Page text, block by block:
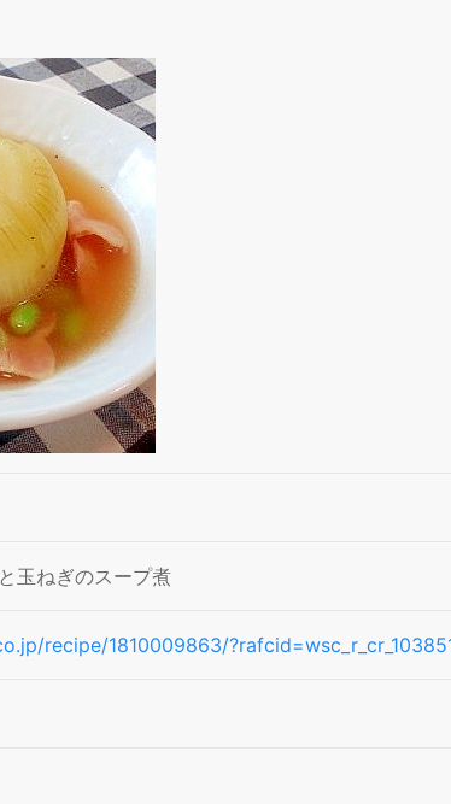
玉ねぎのスープ煮
recipe/1810009863/